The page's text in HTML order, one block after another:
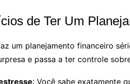
de Ter Um
um planejamento financeiro
e passa a ter controle
: Você sabe exatamente